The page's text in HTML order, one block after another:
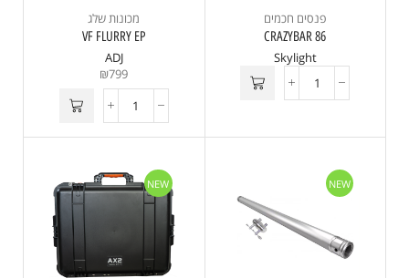
פנסים חכמים
CRAZYBAR 86
Skylight
מכונות שלג
VF FLURRY EP
ADJ
₪799
NEW
NEW